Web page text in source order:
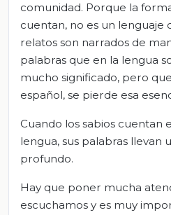
comunidad. Porque la
cuentan, no es un lenguaje
relatos son narrados de
palabras que en la lengua
mucho significado, pero
español, se pierde esa
Cuando los sabios cuentan
lengua, sus palabras llevan
profundo.
Hay que poner mucha
escuchamos y es muy